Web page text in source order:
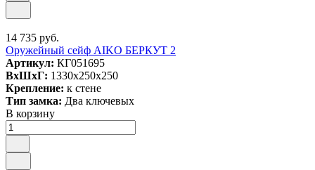
14 735 руб.
Оружейный сейф AIKO БЕРКУТ 2
Артикул: КГ051695
ВxШxГ: 1330x250x250
Крепление: к стене
Тип замка: Два ключевых
В корзину